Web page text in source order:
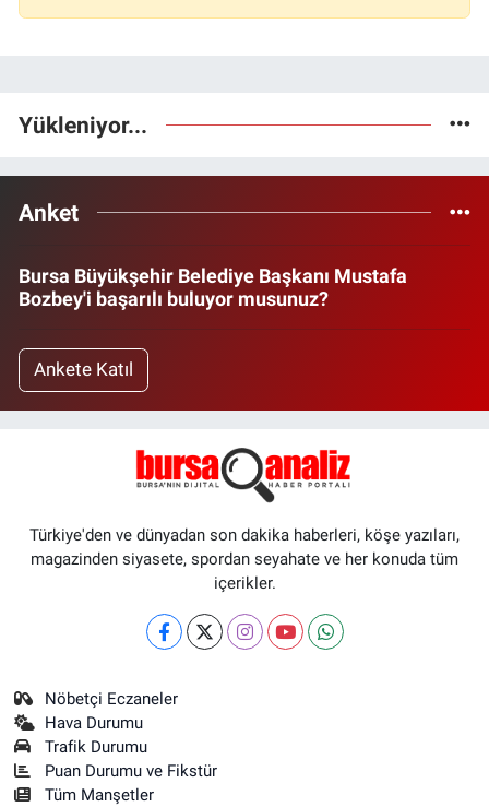
Yükleniyor...
Anket
Bursa Büyükşehir Belediye Başkanı Mustafa
Bozbey'i başarılı buluyor musunuz?
Ankete Katıl
Türkiye'den ve dünyadan son dakika haberleri, köşe yazıları,
magazinden siyasete, spordan seyahate ve her konuda tüm
içerikler.
Nöbetçi Eczaneler
Hava Durumu
Trafik Durumu
Puan Durumu ve Fikstür
Tüm Manşetler